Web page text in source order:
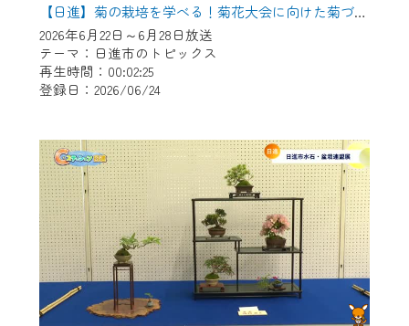
【日進】菊の栽培を学べる！菊花大会に向けた菊づくり講習会
2026年6月22日～6月28日放送
テーマ：日進市のトピックス
再生時間：00:02:25
登録日：2026/06/24
※マイページへのログインには、MyIDが必
要となります。
※MyIDとは、CCNet Web TVを含むCCNetの
各種サービスをご利用頂くためのIDです。
で設定できます。
（GmailやYahooなどのフリーメールアドレ
スでも作成可能です）
※マイページへのログイン・MyIDの新規登
録はこちらから
※CCNetアプリをご利用中の方は引き続き
ご視聴いただけます。